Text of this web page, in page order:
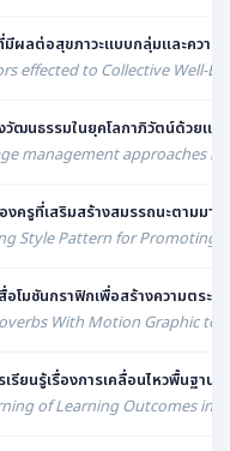
ลต่อสุขภาวะแบบกลุ่มและความ
effected to Collective Well-
ฒนธรรมในยุคโลกาภิวัตน์ด้วยแ
management approaches
รูที่เสริมสร้างสมรรถนะตามมา
Style Pattern for Promoting
มชันกราฟิกเพื่อสร้างความตระห
With Motion Graphic to
ยนรู้เรื่องการเคลื่อนไหวพื้นฐาน
of Learning Outcomes in